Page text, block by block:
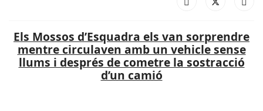
Els Mossos d’Esquadra els van sorprendre
mentre circulaven amb un vehicle sense
llums i després de cometre la sostracció
d’un camió